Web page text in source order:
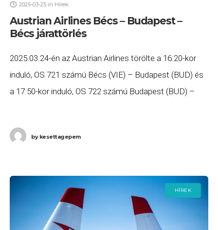
2025-03-25 in Hírek
Austrian Airlines Bécs – Budapest –
Bécs járattörlés
2025.03.24-én az Austrian Airlines törölte a 16:20-kor
induló, OS 721 számú Bécs (VIE) – Budapest (BUD) és
a 17:50-kor induló, OS 722 számú Budapest (BUD) –
bykesettagepem
HÍREK